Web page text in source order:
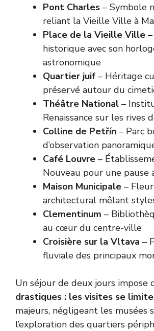
Pont Charles – Symbole
reliant la Vieille Ville à
Place de la Vieille Ville
historique avec son
astronomique
Quartier juif – Héritage
préservé autour du
Théâtre National –
Renaissance sur les rives
Colline de Petřín – Parc
d’observation
Café Louvre –
Nouveau pour une
Maison Municipale –
architectural mêlant
Clementinum –
au cœur du centre-ville
Croisière sur la Vltava –
fluviale des principaux
Un séjour de deux jours impose
drastiques : les visites se
majeurs, négligeant les musées
l’exploration des quartiers